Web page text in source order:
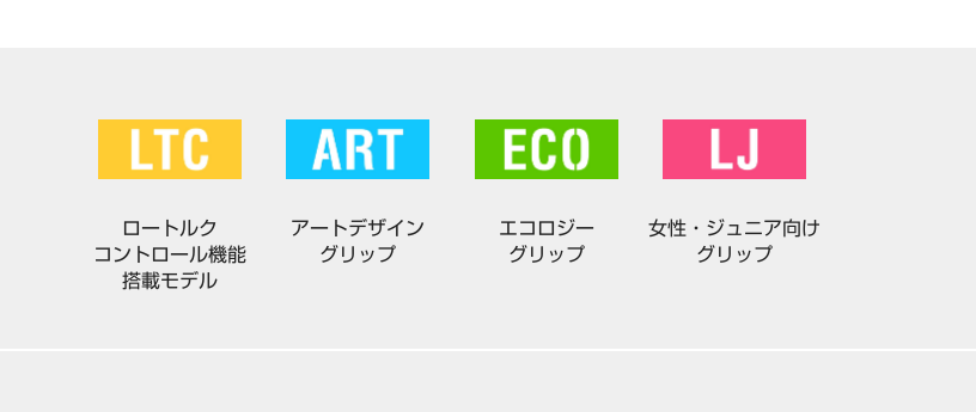
ロートルク
コントロール機能
搭載モデル
アートデザイン
グリップ
エコロジー
グリップ
女性・ジュニア向け
グリップ